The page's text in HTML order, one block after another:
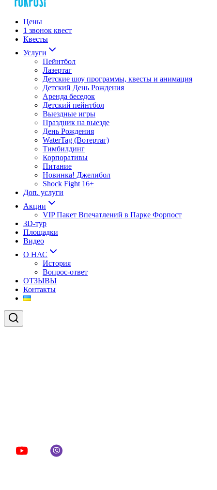
Цены
1 звонок квест
Квесты
Услуги
Пейнтбол
Лазертаг
Детские шоу программы, квесты и анимация
Детский День Рождения
Аренда беседок
Детский пейнтбол
Выездные игры
Праздник на выезде
День Рождения
WaterTag (Вотертаг)
Тимбилдинг
Корпоративы
Питание
Новинка! Джелибол
Shock Fight 16+
Доп. услуги
Акции
VIP Пакет Впечатлений в Парке Форпост
3D-тур
Площадки
Видео
О НАС
История
Вопрос-ответ
ОТЗЫВЫ
Контакты